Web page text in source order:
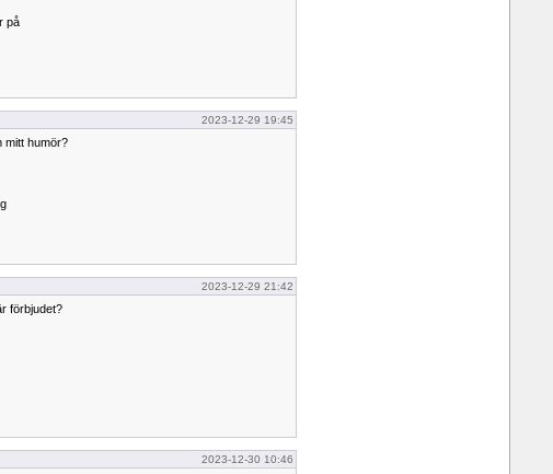
på
2023-12-29 19:45
mitt humör?
2023-12-29 21:42
förbjudet?
2023-12-30 10:46